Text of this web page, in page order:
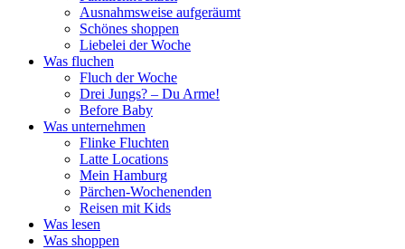
Ausnahmsweise aufgeräumt
Schönes shoppen
Liebelei der Woche
Was fluchen
Fluch der Woche
Drei Jungs? – Du Arme!
Before Baby
Was unternehmen
Flinke Fluchten
Latte Locations
Mein Hamburg
Pärchen-Wochenenden
Reisen mit Kids
Was lesen
Was shoppen